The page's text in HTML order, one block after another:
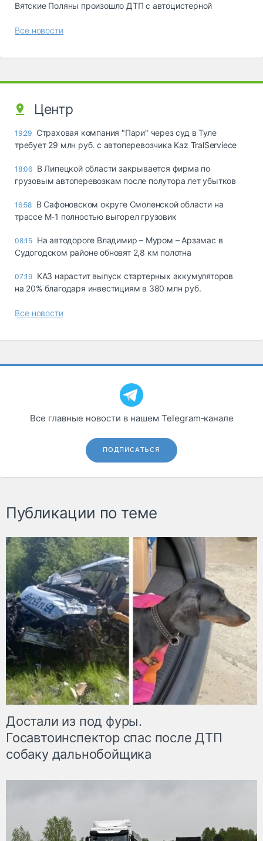
Вятские Поляны произошло ДТП с автоцистерной
Все новости
Центр
19:29 Страховая компания "Пари" через суд в Туле
требует 29 млн руб. с автоперевозчика Kaz TralServiece
18:06 В Липецкой области закрывается фирма по
грузовым автоперевозкам после полутора лет убытков
16:58 В Сафоновском округе Смоленской области на
трассе М-1 полностью выгорел грузовик
08:15 На автодороге Владимир – Муром – Арзамас в
Судогодском районе обновят 2,8 км полотна
07:19 КАЗ нарастит выпуск стартерных аккумуляторов
на 20% благодаря инвестициям в 380 млн руб.
Все новости
Все главные новости в нашем Telegram‑канале
ПОДПИСАТЬСЯ
Публикации по теме
Достали из под фуры.
Госавтоинспектор спас после ДТП
собаку дальнобойщика